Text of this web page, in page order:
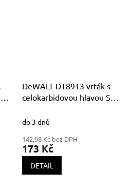
DeWALT DT8913 vrták s
celokarbidovou hlavou SDS
6x160x100mm
do 3 dnů
142,98 Kč bez DPH
173 Kč
DETAIL